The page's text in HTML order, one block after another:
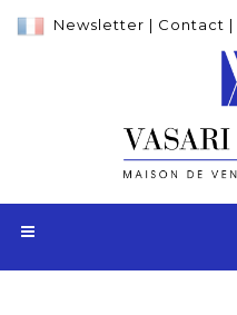
Newsletter | Contact |